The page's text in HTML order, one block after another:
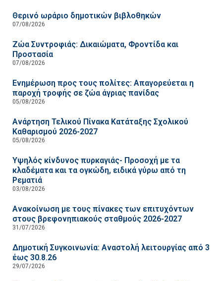
Θερινό ωράριο δημοτικών βιβλοθηκών
07/08/2026
Ζώα Συντροφιάς: Δικαιώματα, Φροντίδα και
Προστασία
07/08/2026
Ενημέρωση προς τους πολίτες: Απαγορεύεται η
παροχή τροφής σε ζώα άγριας πανίδας
05/08/2026
Ανάρτηση Τελικού Πίνακα Κατάταξης Σχολικού
Καθαρισμού 2026-2027
05/08/2026
Υψηλός κίνδυνος πυρκαγιάς- Προσοχή με τα
κλαδέματα και τα ογκώδη, ειδικά γύρω από τη
Ρεματιά
03/08/2026
Ανακοίνωση με τους πίνακες των επιτυχόντων
στους βρεφονηπιακούς σταθμούς 2026-2027
31/07/2026
Δημοτική Συγκοινωνία: Αναστολή λειτουργίας από 3
έως 30.8.26
29/07/2026